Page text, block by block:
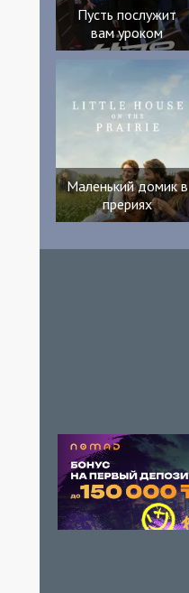
Пусть послужит
вам уроком
Маленький домик в
прериях